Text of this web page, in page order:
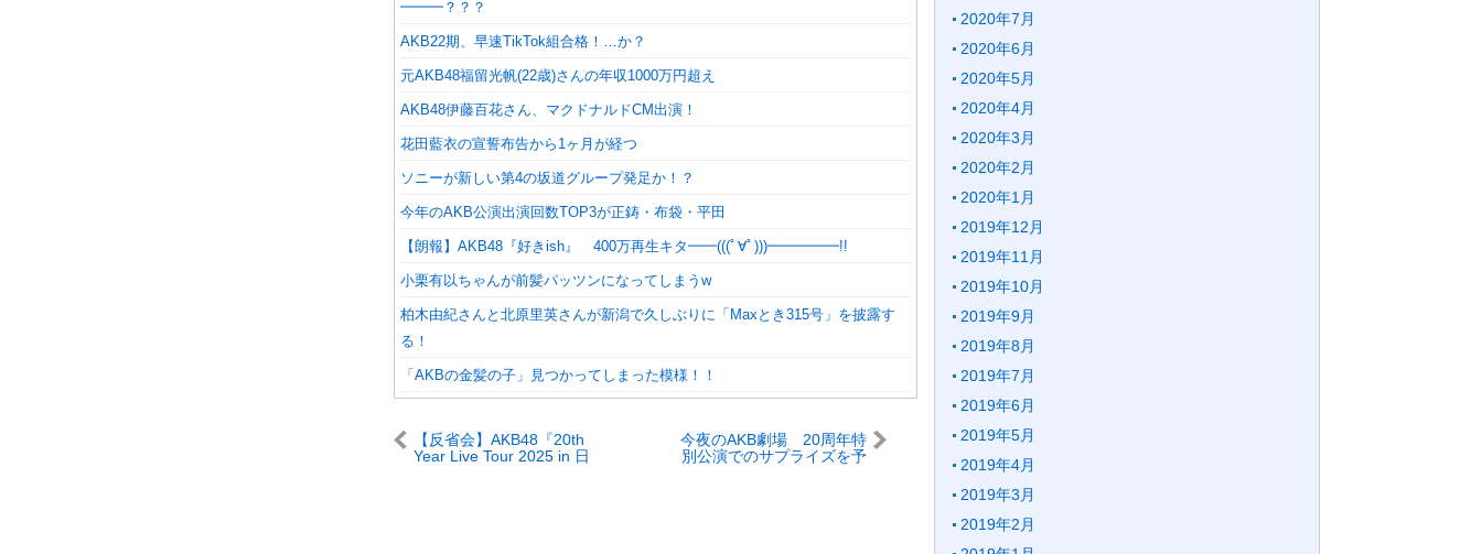
━━━？？？
AKB22期、早速TikTok組合格！…か？
元AKB48福留光帆(22歳)さんの年収1000万円超え
AKB48伊藤百花さん、マクドナルドCM出演！
花田藍衣の宣誓布告から1ヶ月が経つ
ソニーが新しい第4の坂道グループ発足か！？
今年のAKB公演出演回数TOP3が正鋳・布袋・平田
【朗報】AKB48『好きish』 400万再生キタ━━(((ﾟ∀ﾟ)))━━━━━!!
小栗有以ちゃんが前髪パッツンになってしまうw
柏木由紀さんと北原里英さんが新潟で久しぶりに「Maxとき315号」を披露す
る！
「AKBの金髪の子」見つかってしまった模様！！
【反省会】AKB48『20th
Year Live Tour 2025 in 日
今夜のAKB劇場 20周年特
別公演でのサプライズを予
2020年7月
2020年6月
2020年5月
2020年4月
2020年3月
2020年2月
2020年1月
2019年12月
2019年11月
2019年10月
2019年9月
2019年8月
2019年7月
2019年6月
2019年5月
2019年4月
2019年3月
2019年2月